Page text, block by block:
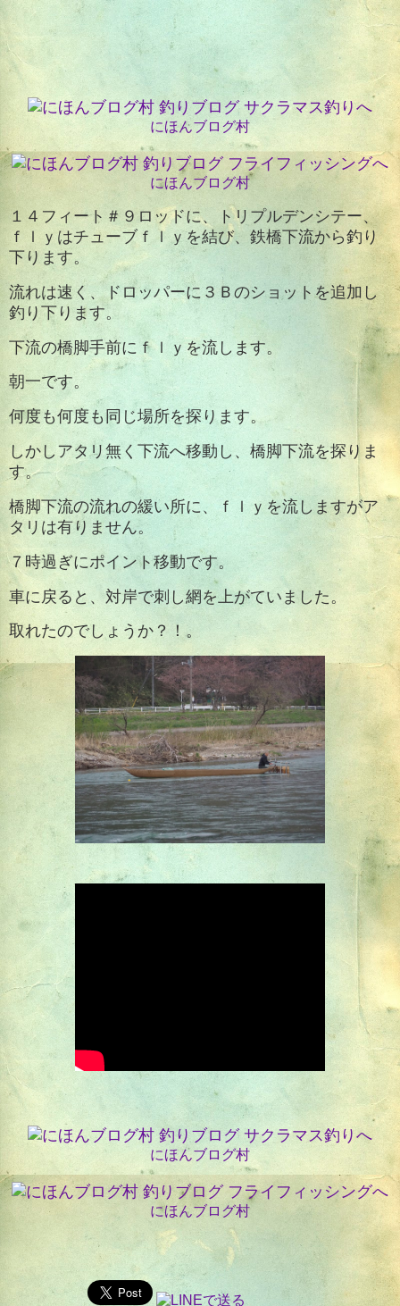
にほんブログ村
にほんブログ村
１４フィート＃９ロッドに、トリプルデンシテー、
ｆｌｙはチューブｆｌｙを結び、鉄橋下流から釣り
下ります。
流れは速く、ドロッパーに３Ｂのショットを追加し
釣り下ります。
下流の橋脚手前にｆｌｙを流します。
朝一です。
何度も何度も同じ場所を探ります。
しかしアタリ無く下流へ移動し、橋脚下流を探りま
す。
橋脚下流の流れの緩い所に、ｆｌｙを流しますがア
タリは有りません。
７時過ぎにポイント移動です。
車に戻ると、対岸で刺し網を上がていました。
取れたのでしょうか？！。
にほんブログ村
にほんブログ村